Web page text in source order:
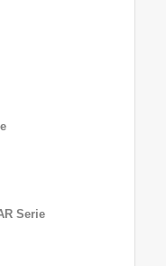
Serie